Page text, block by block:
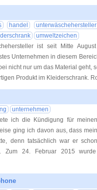
handel
unterwäschehersteller
umweltzeichen
ist seit Mitte
Unternehmen in diesem
nicht nur um das Material geht,
Produkt im Kleiderschrank.
unternehmen
ich die Kündigung für
ging ich davon aus, dass
denn tatsächlich war er
Zum 24. Februar 2015